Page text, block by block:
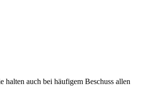
auch bei häufigem Beschuss allen